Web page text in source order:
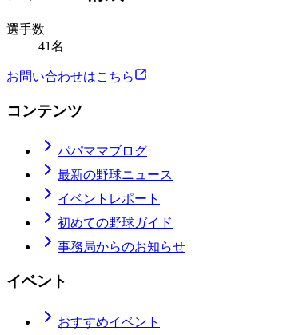
選手数
41名
お問い合わせはこちら
コンテンツ
パパママブログ
最新の野球ニュース
イベントレポート
初めての野球ガイド
事務局からのお知らせ
イベント
おすすめイベント